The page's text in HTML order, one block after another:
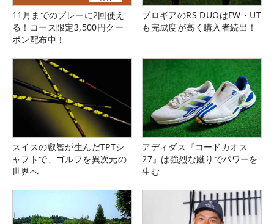
11月までのプレーに2回使え
る！コース限定3,500円クー
ポン配布中！
プロギアのRS DUOはFW・UT
も完成度が高く購入者続出！
スイスの叡智が生んだTPTシ
ャフトで、ゴルフを異次元の
世界へ
アディダス『コードカオス
27』は強烈な蹴りでパワーを
生む